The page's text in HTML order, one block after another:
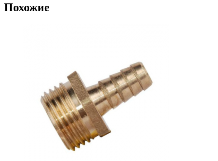
Похожие